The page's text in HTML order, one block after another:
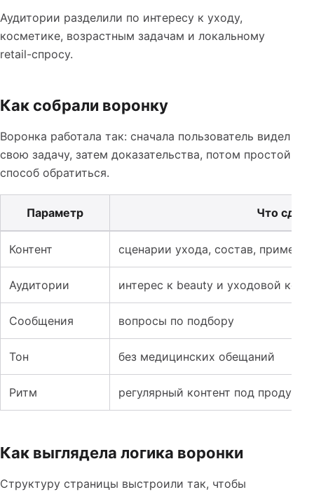
Аудитории разделили по интересу к уходу,
косметике, возрастным задачам и локальному
retail-спросу.
Как собрали воронку
Воронка работала так: сначала пользователь видел
свою задачу, затем доказательства, потом простой
способ обратиться.
Параметр Что
Контент сценарии ухода, состав,
Аудитории интерес к beauty и уходовой
Сообщения вопросы по подбору
Тон без медицинских обещаний
Ритм регулярный контент под
Как выглядела логика воронки
Структуру страницы выстроили так, чтобы